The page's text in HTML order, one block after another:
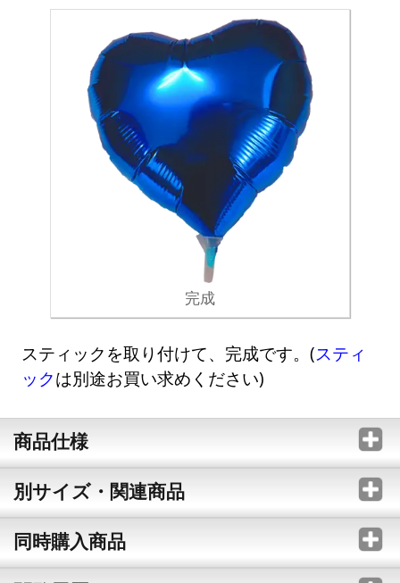
完成
スティックを取り付けて、完成です。(スティ
ックは別途お買い求めください)
商品仕様
別サイズ・関連商品
同時購入商品